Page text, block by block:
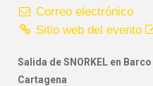
Correo electrónico
Sitio web del evento
Salida de SNORKEL en
Cartagena